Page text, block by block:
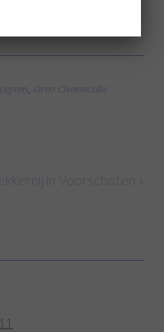
, Oreo Cheesecake
in Voorschoten »